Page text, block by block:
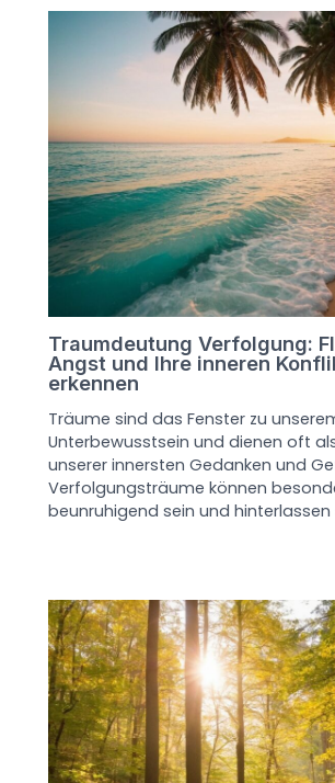
Traumdeutung Verfolgung:
Angst und Ihre inneren
erkennen
Träume sind das Fenster zu
Unterbewusstsein und dienen oft
unserer innersten Gedanken und
Verfolgungsträume können
beunruhigend sein und